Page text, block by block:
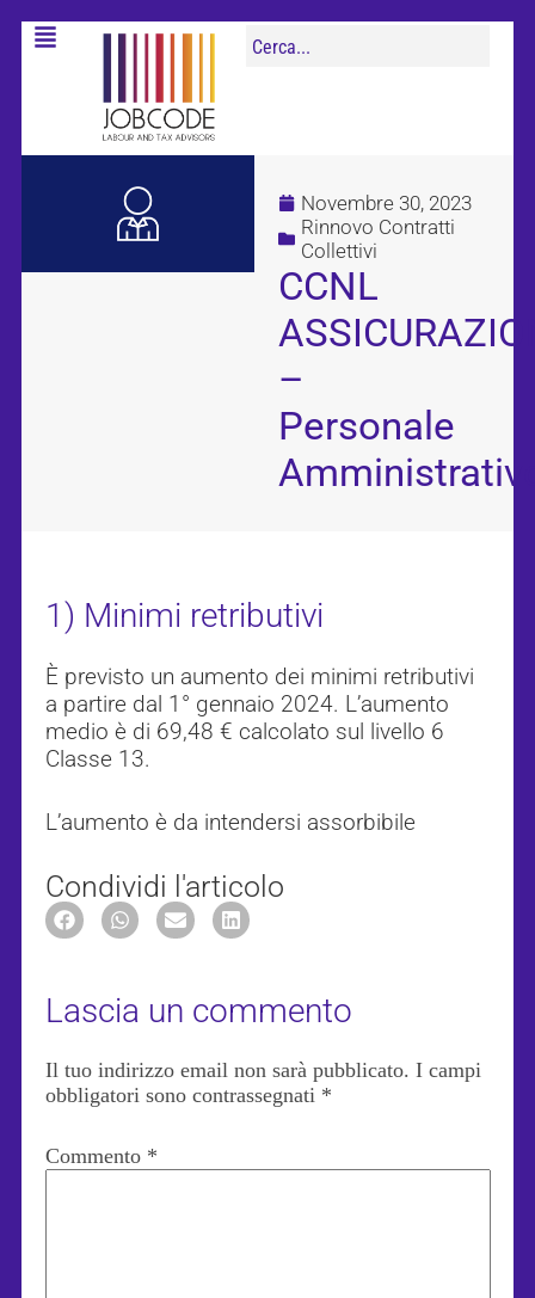
Novembre 30, 2023
Rinnovo Contratti
Collettivi
CCNL
–
Personale
1) Minimi retributivi
È previsto un aumento dei minimi retributivi
a partire dal 1° gennaio 2024. L’aumento
medio è di 69,48 € calcolato sul livello 6
Classe 13.
L’aumento è da intendersi assorbibile
Condividi l'articolo
Lascia un commento
Il tuo indirizzo email non sarà pubblicato. I campi
obbligatori sono contrassegnati *
Commento *